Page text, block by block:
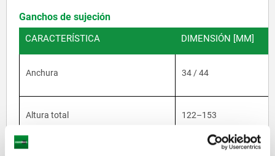
Ganchos de sujeción
CARACTERÍSTICA DIMENSIÓN [MM]
Anchura 34 / 44
Altura total 122–153